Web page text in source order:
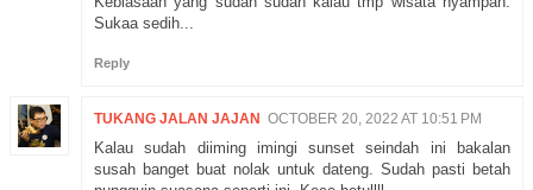
Sukaa sedih...
Reply
TUKANG JALAN JAJAN OCTOBER 20, 2022 AT 10:51 PM
Kalau sudah diiming imingi sunset seindah ini bakalan
susah banget buat nolak untuk dateng. Sudah pasti betah